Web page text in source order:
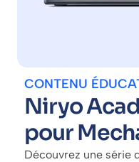
CONTENU
Niryo
pour
Découvrez une série